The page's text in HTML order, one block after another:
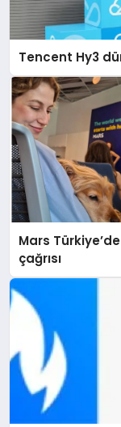
Tencent Hy3
Mars
çağrısı